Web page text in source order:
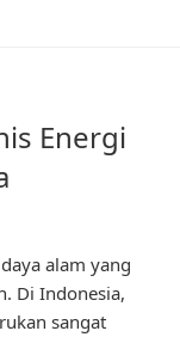
Energi
alam yang
Di Indonesia,
sangat